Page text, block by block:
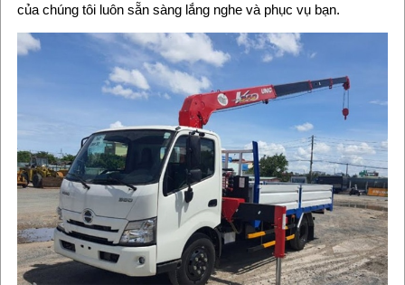
của chúng tôi luôn sẵn sàng lắng nghe và phục vụ bạn.